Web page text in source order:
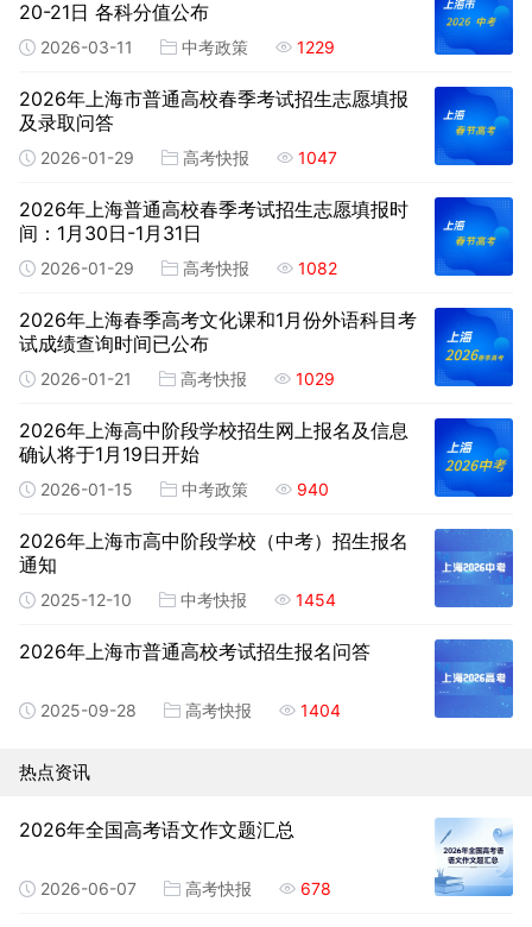
20-21日 各科分值公布
2026-03-11 中考政策 1229
2026年上海市普通高校春季考试招生志愿填报
及录取问答
2026-01-29 高考快报 1047
2026年上海普通高校春季考试招生志愿填报时
间：1月30日-1月31日
2026-01-29 高考快报 1082
2026年上海春季高考文化课和1月份外语科目考
试成绩查询时间已公布
2026-01-21 高考快报 1029
2026年上海高中阶段学校招生网上报名及信息
确认将于1月19日开始
2026-01-15 中考政策 940
2026年上海市高中阶段学校（中考）招生报名
通知
2025-12-10 中考快报 1454
2026年上海市普通高校考试招生报名问答
2025-09-28 高考快报 1404
热点资讯
2026年全国高考语文作文题汇总
2026-06-07 高考快报 678